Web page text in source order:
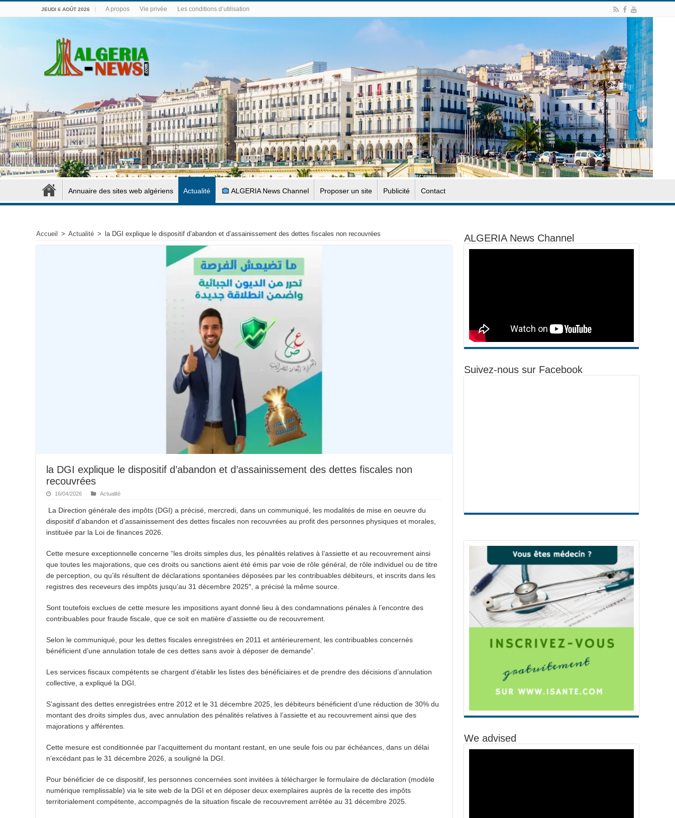
JEUDI 6 AOÛT 2026 A propos Vie privée Les conditions d’utilisation
Annuaire des sites web algériens Actualité ALGERIA News Channel Proposer un site Publicité Contact
Accueil > Actualité > la DGI explique le dispositif d’abandon et d’assainissement des dettes fiscales non recouvrées
la DGI explique le dispositif d’abandon et d’assainissement des dettes fiscales non
recouvrées
16/04/2026 Actualité
La Direction générale des impôts (DGI) a précisé, mercredi, dans un communiqué, les modalités de mise en oeuvre du
dispositif d’abandon et d’assainissement des dettes fiscales non recouvrées au profit des personnes physiques et morales,
instituée par la Loi de finances 2026.
Cette mesure exceptionnelle concerne “les droits simples dus, les pénalités relatives à l’assiette et au recouvrement ainsi
que toutes les majorations, que ces droits ou sanctions aient été émis par voie de rôle général, de rôle individuel ou de titre
de perception, ou qu’ils résultent de déclarations spontanées déposées par les contribuables débiteurs, et inscrits dans les
registres des receveurs des impôts jusqu’au 31 décembre 2025″, a précisé la même source.
Sont toutefois exclues de cette mesure les impositions ayant donné lieu à des condamnations pénales à l’encontre des
contribuables pour fraude fiscale, que ce soit en matière d’assiette ou de recouvrement.
Selon le communiqué, pour les dettes fiscales enregistrées en 2011 et antérieurement, les contribuables concernés
bénéficient d’une annulation totale de ces dettes sans avoir à déposer de demande”.
Les services fiscaux compétents se chargent d’établir les listes des bénéficiaires et de prendre des décisions d’annulation
collective, a expliqué la DGI.
S’agissant des dettes enregistrées entre 2012 et le 31 décembre 2025, les débiteurs bénéficient d’une réduction de 30% du
montant des droits simples dus, avec annulation des pénalités relatives à l’assiette et au recouvrement ainsi que des
majorations y afférentes.
Cette mesure est conditionnée par l’acquittement du montant restant, en une seule fois ou par échéances, dans un délai
n’excédant pas le 31 décembre 2026, a souligné la DGI.
Pour bénéficier de ce dispositif, les personnes concernées sont invitées à télécharger le formulaire de déclaration (modèle
numérique remplissable) via le site web de la DGI et en déposer deux exemplaires auprès de la recette des impôts
territorialement compétente, accompagnés de la situation fiscale de recouvrement arrêtée au 31 décembre 2025.
ALGERIA News Channel
Suivez-nous sur Facebook
We advised